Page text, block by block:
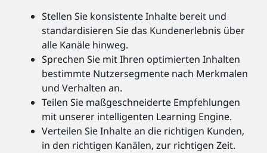
Stellen Sie konsistente Inhalte bereit und
standardisieren Sie das Kundenerlebnis über
alle Kanäle hinweg.
Sprechen Sie mit Ihren optimierten Inhalten
bestimmte Nutzersegmente nach Merkmalen
und Verhalten an.
Teilen Sie maßgeschneiderte Empfehlungen
mit unserer intelligenten Learning Engine.
Verteilen Sie Inhalte an die richtigen Kunden,
in den richtigen Kanälen, zur richtigen Zeit.